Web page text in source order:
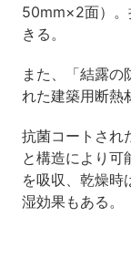
50mm×2面）。
きる。
また、「結露の
れた建築用断熱
抗菌コートされ
と構造により可
を吸収、乾燥時
湿効果もある。